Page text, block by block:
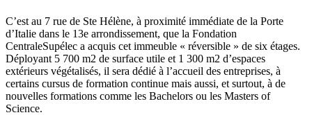
C’est au 7 rue de Ste Hélène, à proximité immédiate de la Porte
d’Italie dans le 13e arrondissement, que la Fondation
CentraleSupélec a acquis cet immeuble « réversible » de six étages.
Déployant 5 700 m2 de surface utile et 1 300 m2 d’espaces
extérieurs végétalisés, il sera dédié à l’accueil des entreprises, à
certains cursus de formation continue mais aussi, et surtout, à de
nouvelles formations comme les Bachelors ou les Masters of
Science.